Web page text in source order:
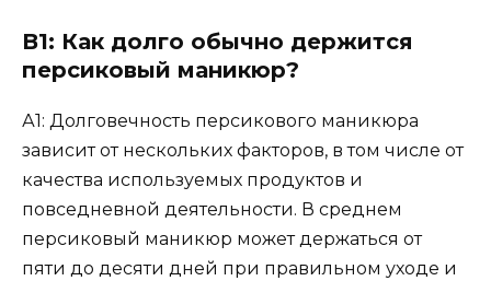
В1: Как долго обычно держится
персиковый маникюр?
А1: Долговечность персикового маникюра
зависит от нескольких факторов, в том числе от
качества используемых продуктов и
повседневной деятельности. В среднем
персиковый маникюр может держаться от
пяти до десяти дней при правильном уходе и